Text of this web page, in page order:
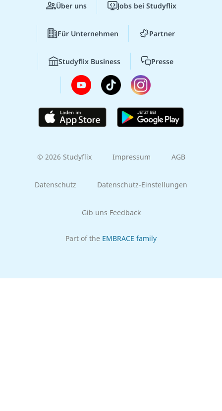
Über uns Jobs bei Studyflix
Für Unternehmen Partner
Studyflix Business Presse
© 2026 Studyflix Impressum AGB
Datenschutz Datenschutz-Einstellungen
Gib uns Feedback
Part of the EMBRACE family